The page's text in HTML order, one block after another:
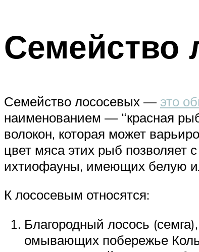
Семейство
Семейство лососевых — это
наименованием — “красная
волокон, которая может
цвет мяса этих рыб позволяет
ихтиофауны, имеющих белую
К лососевым относятся:
Благородный лосось
омывающих побережье